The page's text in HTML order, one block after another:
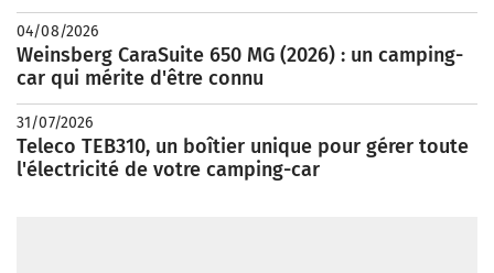
04/08/2026
Weinsberg CaraSuite 650 MG (2026) : un camping-
car qui mérite d'être connu
31/07/2026
Teleco TEB310, un boîtier unique pour gérer toute
l'électricité de votre camping-car